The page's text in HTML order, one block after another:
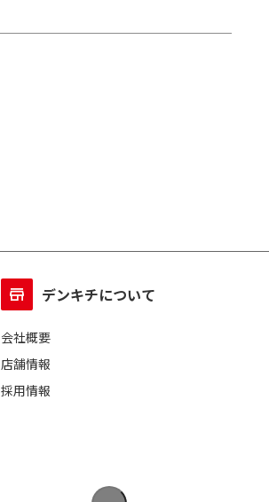
デンキチについて
会社概要
店舗情報
採用情報